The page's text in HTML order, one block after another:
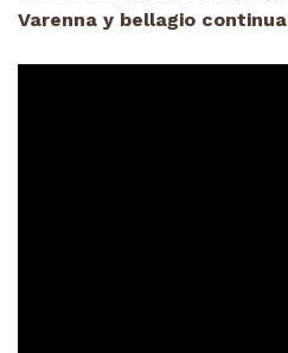
Varenna y bellagio